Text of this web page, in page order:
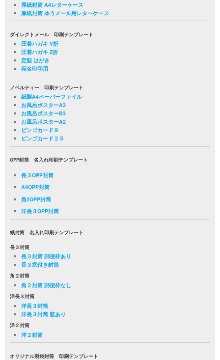
厚紙封筒 A4レターケース
厚紙封筒 ゆうメール用レターケース
ダイレクトメール 印刷テンプレート
圧着ハガキ V折
圧着ハガキ Z折
定型 はがき
宛名印字用
ノベルティー 印刷テンプレート
紙製A4ペーパーファイル
お風呂ポスターA3
お風呂ポスターB3
お風呂ポスターA2
ビンゴカード９
ビンゴカード２５
OPP封筒 名入れ印刷テンプレート
長３OPP封筒
A4OPP封筒
角2OPP封筒
洋長３OPP封筒
紙封筒 名入れ印刷テンプレート
長３封筒
長３封筒 郵便枠あり
長３窓付き封筒
角２封筒
角２封筒 郵便枠なし
洋長３封筒
洋長３封筒
洋長３封筒 窓あり
洋２封筒
洋２封筒
オリジナル製袋封筒 印刷テンプレート